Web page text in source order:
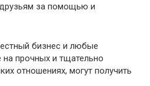
за помощью и
бизнес и любые
прочных и тщательно
отношениях, могут получить